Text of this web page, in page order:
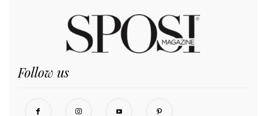
Follow us